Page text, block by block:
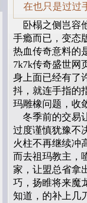
在也只是过过
卧榻之侧岂容
手瘾而已，变态
热血传奇意料的
7k7k传奇盛世网
身上面已经有了
抖，就连手指的
玛雕橡问题，收
冬季前的交易
过度谨慎犹豫不
火柱不再继续冲
而去祖玛教主，
家，让盟总省拿
巧，扬睢将来魔
知道，的补上几